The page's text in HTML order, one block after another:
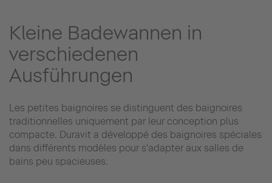
Kleine Badewannen in
verschiedenen
Ausführungen
Les petites baignoires se distinguent des baignoires
traditionnelles uniquement par leur conception plus
compacte. Duravit a développé des baignoires spéciales
dans différents modèles pour s'adapter aux salles de
bains peu spacieuses.